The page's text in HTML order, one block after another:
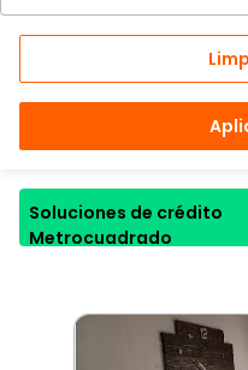
Soluciones de crédito
Metrocuadrado